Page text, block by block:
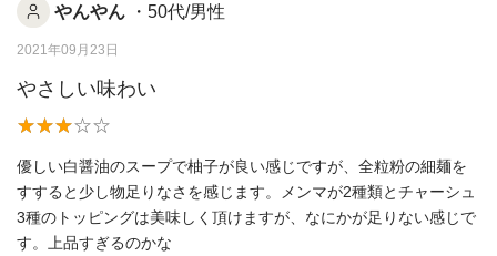
やんやん ・50代/男性
2021年09月23日
やさしい味わい
優しい白醤油のスープで柚子が良い感じですが、全粒粉の細麺を
すすると少し物足りなさを感じます。メンマが2種類とチャーシュ
3種のトッピングは美味しく頂けますが、なにかが足りない感じで
す。上品すぎるのかな